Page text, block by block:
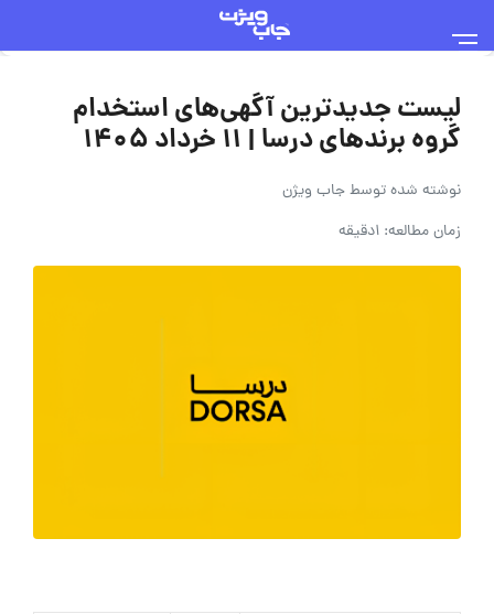
لیست جدیدترین آگهی‌های استخدام
گروه برندهای درسا | ۱۱ خرداد ۱۴۰۵
نوشته شده توسطجاب ویژن
زمان مطالعه: 1دقیقه